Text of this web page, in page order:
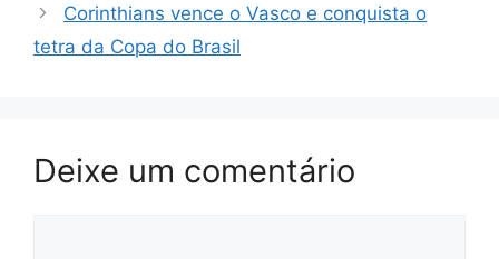
Corinthians vence o Vasco e conquista o
tetra da Copa do Brasil
Deixe um comentário